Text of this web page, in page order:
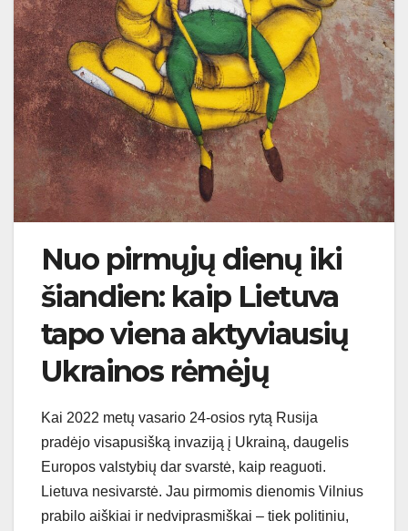
Nuo pirmųjų dienų iki
šiandien: kaip Lietuva
tapo viena aktyviausių
Ukrainos rėmėjų
Kai 2022 metų vasario 24-osios rytą Rusija
pradėjo visapusišką invaziją į Ukrainą, daugelis
Europos valstybių dar svarstė, kaip reaguoti.
Lietuva nesivarstė. Jau pirmomis dienomis Vilnius
prabilo aiškiai ir nedviprasmiškai – tiek politiniu,